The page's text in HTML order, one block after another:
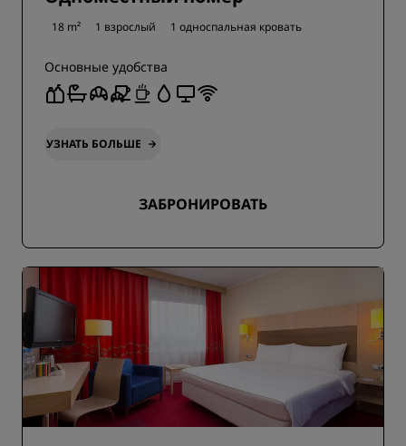
18 m² 1 взрослый 1 односпальная кровать
Основные удобства
УЗНАТЬ БОЛЬШЕ
ЗАБРОНИРОВАТЬ